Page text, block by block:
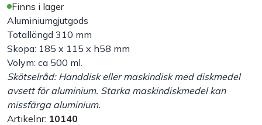
Arbetskläder
Plåtbyte
Monin
Finns i lager
Aluminiumgjutgods
Totallängd 310 mm
Skopa: 185 x 115 x h58 mm
Volym: ca 500 ml.
Skötselråd: Handdisk eller maskindisk med diskmedel
avsett för aluminium. Starka maskindiskmedel kan
missfärga aluminium.
Artikelnr: 10140